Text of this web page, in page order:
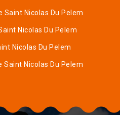
Saint Nicolas Du Pelem
Nicolas Du Pelem
Nicolas Du Pelem
Saint Nicolas Du Pelem